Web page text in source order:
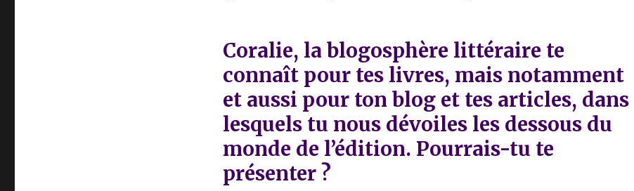
Coralie, la blogosphère littéraire te
connaît pour tes livres, mais notamment
et aussi pour ton blog et tes articles, dans
lesquels tu nous dévoiles les dessous du
monde de l’édition. Pourrais-tu te
présenter ?